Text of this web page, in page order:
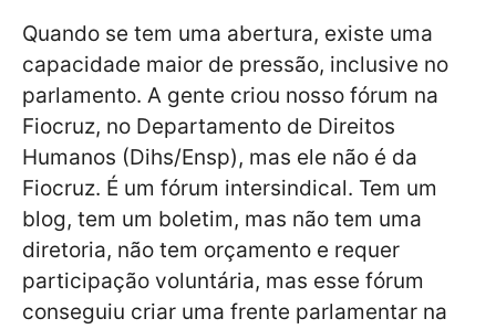
Quando se tem uma abertura, existe uma
capacidade maior de pressão, inclusive no
parlamento. A gente criou nosso fórum na
Fiocruz, no Departamento de Direitos
Humanos (Dihs/Ensp), mas ele não é da
Fiocruz. É um fórum intersindical. Tem um
blog, tem um boletim, mas não tem uma
diretoria, não tem orçamento e requer
participação voluntária, mas esse fórum
conseguiu criar uma frente parlamentar na